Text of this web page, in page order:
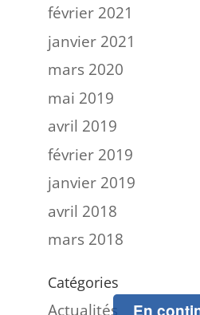
février 2021
janvier 2021
mars 2020
mai 2019
avril 2019
février 2019
janvier 2019
avril 2018
mars 2018
Catégories
Actualités En